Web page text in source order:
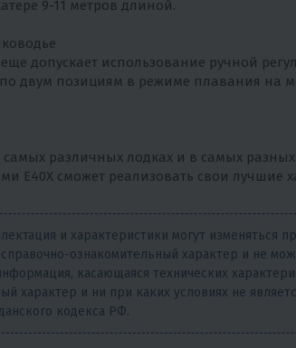
9-11 метров длиной.
еще допускает использование ручной
двум позициям в режиме плавания на
различных лодках и в самых разных
E40X сможет реализовать свои лучшие
и характеристики могут изменяться
ознакомительный характер и не
касающаяся технических
характер и ни при каких условиях не
кодекса РФ.